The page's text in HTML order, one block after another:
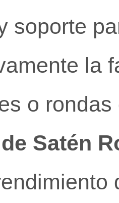
soporte
la
o
Satén